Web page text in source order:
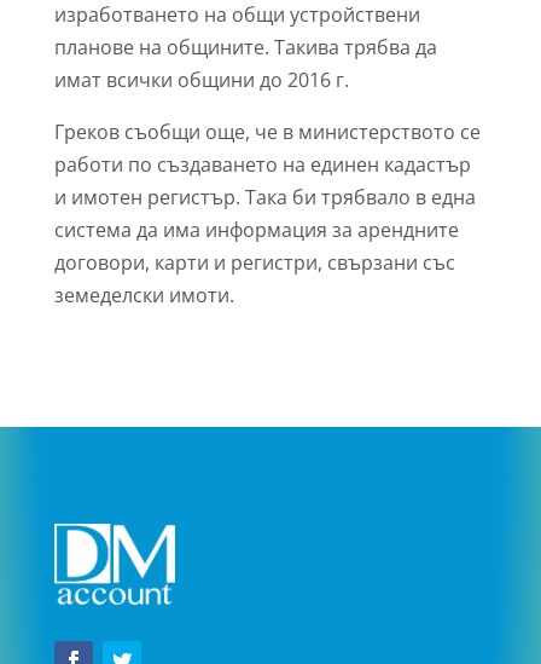
изработването на общи устройствени
планове на общините. Такива трябва да
имат всички общини до 2016 г.
Греков съобщи още, че в министерството се
работи по създаването на единен кадастър
и имотен регистър. Така би трябвало в една
система да има информация за арендните
договори, карти и регистри, свързани със
земеделски имоти.